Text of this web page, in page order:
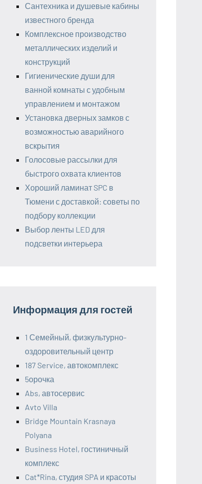
Сантехника и душевые кабины
известного бренда
Комплексное производство
металлических изделий и
конструкций
Гигиенические души для
ванной комнаты с удобным
управлением и монтажом
Установка дверных замков с
возможностью аварийного
вскрытия
Голосовые рассылки для
быстрого охвата клиентов
Хороший ламинат SPC в
Тюмени с доставкой: советы по
подбору коллекции
Выбор ленты LED для
подсветки интерьера
Информация для гостей
1 Семейный, физкультурно-
оздоровительный центр
187 Service, автокомплекс
5орочка
Abs, автосервис
Avto Villa
Bridge Mountain Krasnaya
Polyana
Business Hotel, гостиничный
комплекс
Cat*Rina, студия SPA и красоты